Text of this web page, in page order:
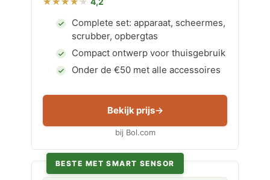
Complete set: apparaat, scheermes,
scrubber, opbergtas
Compact ontwerp voor thuisgebruik
Onder de €50 met alle accessoires
Bekijk prijs
bij Bol.com
BESTE MET SMART SENSOR